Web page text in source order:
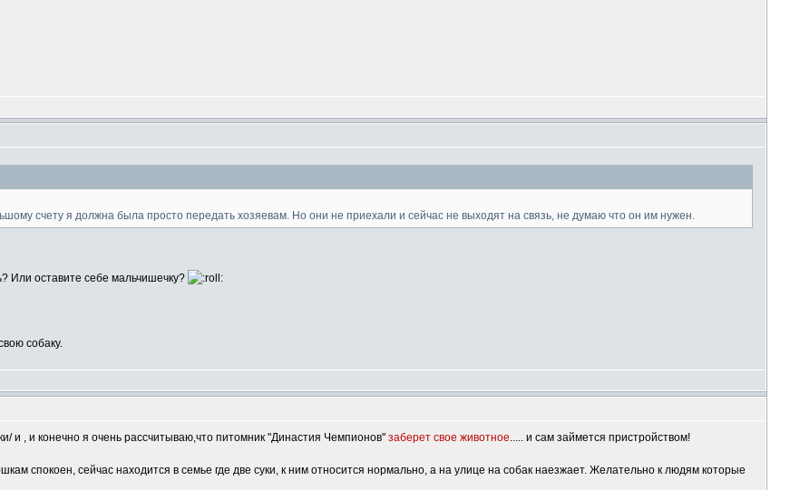
счету я должна была просто передать хозяевам. Но они не приехали и сейчас не выходят на связь, не думаю что он им нужен.
Или оставите себе мальчишечку?
собаку.
и , и конечно я очень рассчитываю,что питомник "Династия Чемпионов" заберет свое животное..... и сам займется пристройством!
спокоен, сейчас находится в семье где две суки, к ним относится нормально, а на улице на собак наезжает. Желательно к людям которые